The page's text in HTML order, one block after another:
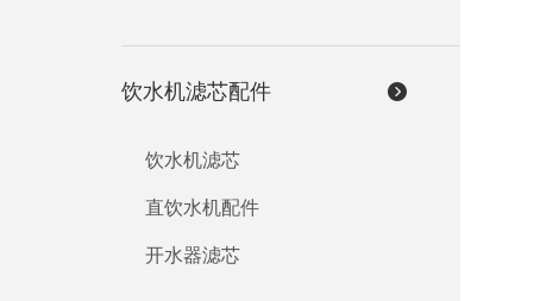
饮水机滤芯配件
饮水机滤芯
直饮水机配件
开水器滤芯